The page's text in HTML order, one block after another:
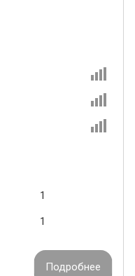
1
1
Подробнее